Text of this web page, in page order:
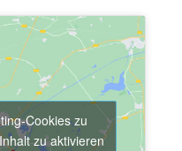
Cookies zu
zu aktivieren